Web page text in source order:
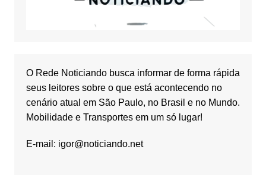
O Rede Noticiando busca informar de forma rápida
seus leitores sobre o que está acontecendo no
cenário atual em São Paulo, no Brasil e no Mundo.
Mobilidade e Transportes em um só lugar!
E-mail: igor@noticiando.net